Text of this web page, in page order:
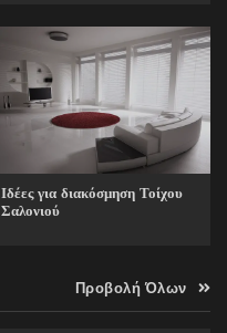
Ιδέες για διακόσμηση Τοίχου
Σαλονιού
Προβολή Όλων